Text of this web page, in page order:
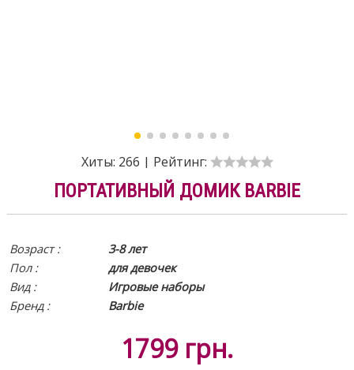
Хиты: 266 | Рейтинг:
ПОРТАТИВНЫЙ ДОМИК BARBIE
Возраст :
3-8 лет
Пол :
для девочек
Вид :
Игровые наборы
Бренд :
Barbie
1799 грн.